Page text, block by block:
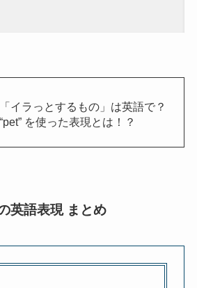
「イラっとするもの」は英語で？
“pet” を使った表現とは！？
英語表現 まとめ